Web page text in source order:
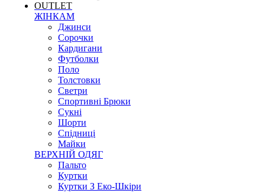
OUTLET
ЖІНКАМ
Джинси
Сорочки
Кардигани
Футболки
Поло
Толстовки
Светри
Спортивні Брюки
Сукні
Шорти
Спідниці
Майки
ВЕРХНІЙ ОДЯГ
Пальто
Куртки
Куртки З Еко-Шкіри